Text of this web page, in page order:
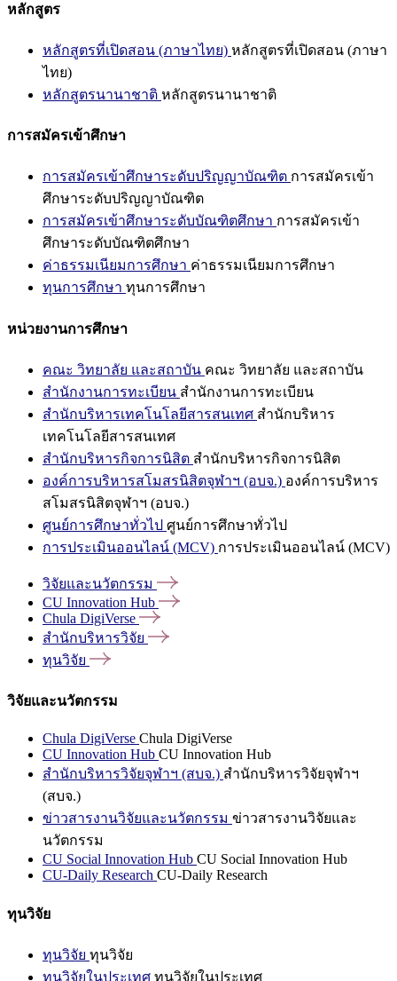
หลักสูตร
หลักสูตรที่เปิดสอน (ภาษาไทย) หลักสูตรที่เปิดสอน (ภาษา
ไทย)
หลักสูตรนานาชาติ หลักสูตรนานาชาติ
การสมัครเข้าศึกษา
การสมัครเข้าศึกษาระดับปริญญาบัณฑิต การสมัครเข้า
ศึกษาระดับปริญญาบัณฑิต
การสมัครเข้าศึกษาระดับบัณฑิตศึกษา การสมัครเข้า
ศึกษาระดับบัณฑิตศึกษา
ค่าธรรมเนียมการศึกษา ค่าธรรมเนียมการศึกษา
ทุนการศึกษา ทุนการศึกษา
หน่วยงานการศึกษา
คณะ วิทยาลัย และสถาบัน คณะ วิทยาลัย และสถาบัน
สำนักงานการทะเบียน สำนักงานการทะเบียน
สำนักบริหารเทคโนโลยีสารสนเทศ สำนักบริหาร
เทคโนโลยีสารสนเทศ
สำนักบริหารกิจการนิสิต สำนักบริหารกิจการนิสิต
องค์การบริหารสโมสรนิสิตจุฬาฯ (อบจ.) องค์การบริหาร
สโมสรนิสิตจุฬาฯ (อบจ.)
ศูนย์การศึกษาทั่วไป ศูนย์การศึกษาทั่วไป
การประเมินออนไลน์ (MCV) การประเมินออนไลน์ (MCV)
วิจัยและนวัตกรรม
CU Innovation Hub
Chula DigiVerse
สำนักบริหารวิจัย
ทุนวิจัย
วิจัยและนวัตกรรม
Chula DigiVerse Chula DigiVerse
CU Innovation Hub CU Innovation Hub
สำนักบริหารวิจัยจุฬาฯ (สบจ.) สำนักบริหารวิจัยจุฬาฯ
(สบจ.)
ข่าวสารงานวิจัยและนวัตกรรม ข่าวสารงานวิจัยและ
นวัตกรรม
CU Social Innovation Hub CU Social Innovation Hub
CU-Daily Research CU-Daily Research
ทุนวิจัย
ทุนวิจัย ทุนวิจัย
ทุนวิจัยในประเทศ ทุนวิจัยในประเทศ